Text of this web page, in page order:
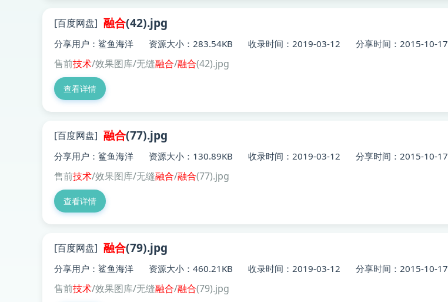
[百度网盘] 融合(42).jpg
分享用户：鲨鱼海洋 资源大小：283.54KB 收录时间：2019-03-12 分享时间：2015-10-17
售前技术/效果图库/无缝融合/融合(42).jpg
查看详情
[百度网盘] 融合(77).jpg
分享用户：鲨鱼海洋 资源大小：130.89KB 收录时间：2019-03-12 分享时间：2015-10-17
售前技术/效果图库/无缝融合/融合(77).jpg
查看详情
[百度网盘] 融合(79).jpg
分享用户：鲨鱼海洋 资源大小：460.21KB 收录时间：2019-03-12 分享时间：2015-10-17
售前技术/效果图库/无缝融合/融合(79).jpg